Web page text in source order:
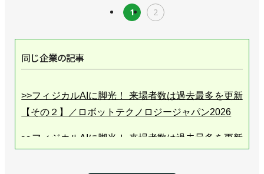
1 2
同じ企業の記事
>>フィジカルAIに脚光！ 来場者数は過去最多を更新
【その２】／ロボットテクノロジージャパン2026
>>フィジカルAIに脚光！ 来場者数は過去最多を更新